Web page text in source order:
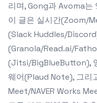
리며, Gong과 Avoma는
이 글은 실시간(Zoom/
(Slack Huddles/
(Granola/Read.ai/
(Jitsi/BigBlueButton),
웨어(Plaud Note), 그리
Meet/NAVER Works